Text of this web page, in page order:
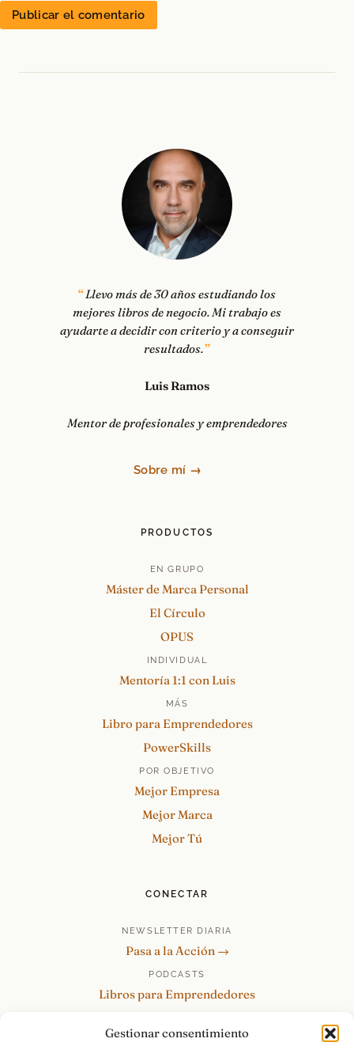
Gestionar consentimiento
Llevo más de 30 años estudiando los
mejores libros de negocio. Mi trabajo es
ayudarte a decidir con criterio y a conseguir
resultados.
Luis Ramos
Mentor de profesionales y emprendedores
Sobre mí →
PRODUCTOS
EN GRUPO
Máster de Marca Personal
El Círculo
OPUS
INDIVIDUAL
Mentoría 1:1 con Luis
MÁS
Libro para Emprendedores
PowerSkills
POR OBJETIVO
Mejor Empresa
Mejor Marca
Mejor Tú
CONECTAR
NEWSLETTER DIARIA
Pasa a la Acción →
PODCASTS
Libros para Emprendedores
re:Invéntate / PowerSkills